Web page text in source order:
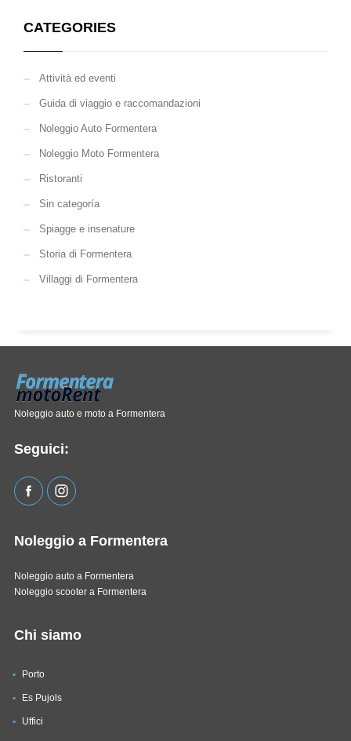
CATEGORIES
Attività ed eventi
Guida di viaggio e raccomandazioni
Noleggio Auto Formentera
Noleggio Moto Formentera
Ristoranti
Sin categoría
Spiagge e insenature
Storia di Formentera
Villaggi di Formentera
Noleggio auto e moto a Formentera
Seguici:
Noleggio a Formentera
Noleggio auto a Formentera
Noleggio scooter a Formentera
Chi siamo
Porto
Es Pujols
Uffici